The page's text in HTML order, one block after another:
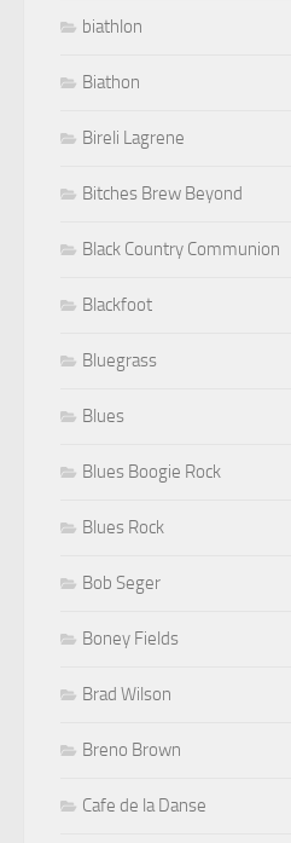
biathlon
Biathon
Bireli Lagrene
Bitches Brew Beyond
Black Country Communion
Blackfoot
Bluegrass
Blues
Blues Boogie Rock
Blues Rock
Bob Seger
Boney Fields
Brad Wilson
Breno Brown
Cafe de la Danse